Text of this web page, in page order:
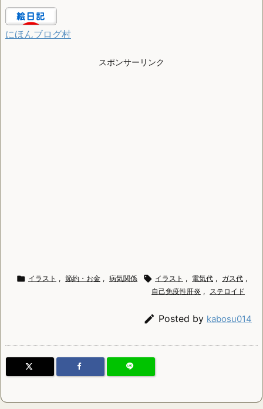
にほんブログ村
スポンサーリンク
 イラスト , 節約・お金 , 病気関係  イラスト , 電気代 , ガス代 ,
自己免疫性肝炎 , ステロイド
 Posted by kabosu014